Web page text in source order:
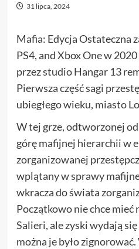
31 lipca, 2024
Mafia: Edycja Ostateczna
PS4, and Xbox One w
przez studio Hangar 13
Pierwsza część sagi
ubiegłego wieku, miasto
W tej grze, odtworzonej
górę mafijnej hierarchii w
zorganizowanej
wplątany w sprawy
wkracza do świata
Początkowo nie chce mieć
Salieri, ale zyski wydają
można je było